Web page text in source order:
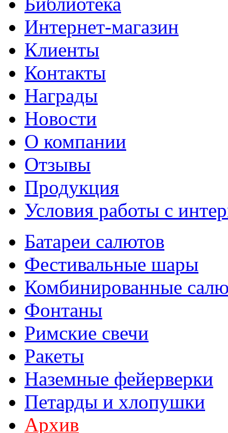
Интернет-магазин
Клиенты
Контакты
Награды
Новости
О компании
Отзывы
Продукция
Условия работы с
Батареи салютов
Фестивальные шары
Комбинированные
Фонтаны
Римские свечи
Ракеты
Наземные фейерверки
Петарды и хлопушки
Архив